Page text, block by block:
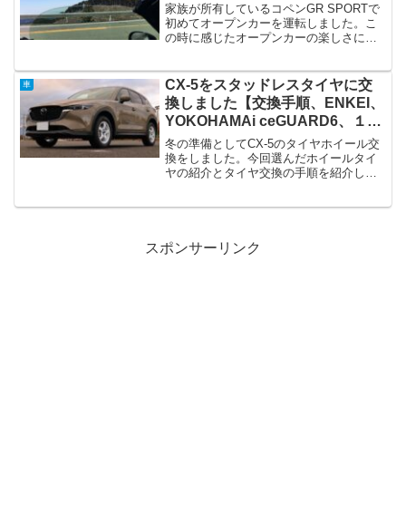
家族が所有しているコペンGR SPORTで
初めてオープンカーを運転しました。こ
の時に感じたオープンカーの楽しさにつ
感、自然を感じられるエンジン音マフラ
ー音を楽しむことがで...
車
CX-5をスタッドレスタイヤに交
換しました【交換手順、ENKEI、
YOKOHAMAi ceGUARD6、１７
インチ】
冬の準備としてCX-5のタイヤホイール交
換をしました。今回選んだホイールタイ
ヤの紹介とタイヤ交換の手順を紹介しま
スポンサーリンク